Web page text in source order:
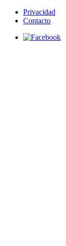
Privacidad
Contacto